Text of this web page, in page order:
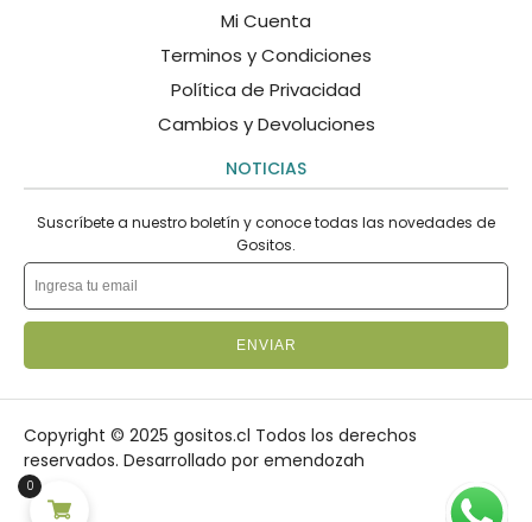
Mi Cuenta
Terminos y Condiciones
Política de Privacidad
Cambios y Devoluciones
NOTICIAS
Suscríbete a nuestro boletín y conoce todas las novedades de
Gositos.
ENVIAR
Copyright © 2025 gositos.cl Todos los derechos
reservados. Desarrollado por emendozah
0